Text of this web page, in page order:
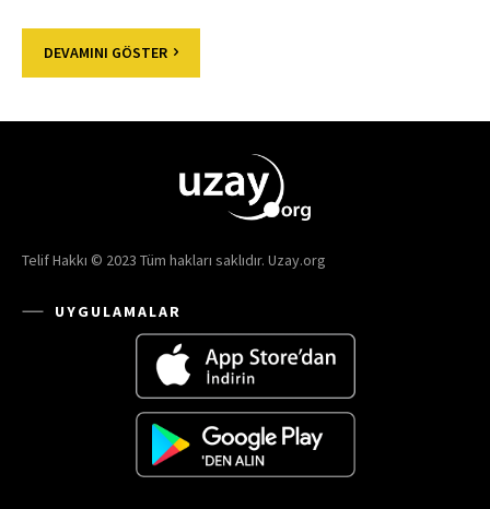
DEVAMINI GÖSTER
Telif Hakkı © 2023 Tüm hakları saklıdır. Uzay.org
UYGULAMALAR